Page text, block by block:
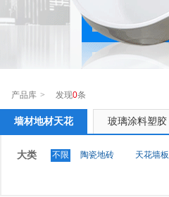
产品库 > 发现0条
墙材地材天花 玻璃涂料塑胶
大类 不限 陶瓷地砖 天花墙板